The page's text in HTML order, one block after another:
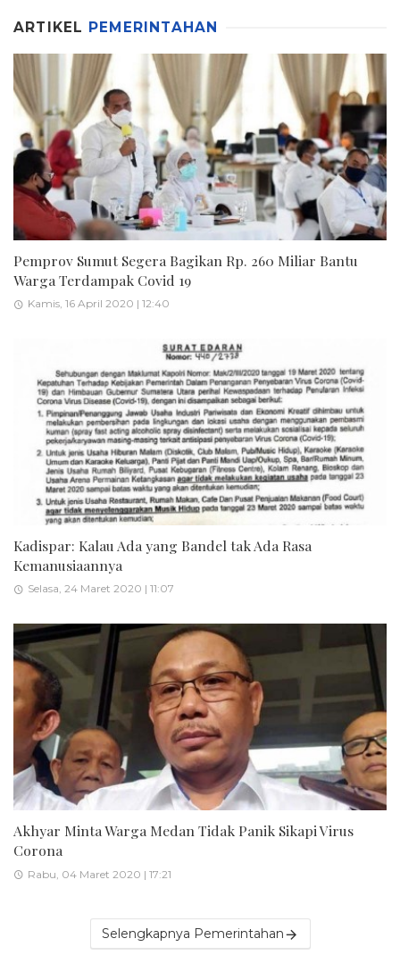
ARTIKEL PEMERINTAHAN
Pemprov Sumut Segera Bagikan Rp. 260 Miliar Bantu
Warga Terdampak Covid 19
Kamis, 16 April 2020 | 12:40
Kadispar: Kalau Ada yang Bandel tak Ada Rasa
Kemanusiaannya
Selasa, 24 Maret 2020 | 11:07
Akhyar Minta Warga Medan Tidak Panik Sikapi Virus
Corona
Rabu, 04 Maret 2020 | 17:21
Selengkapnya Pemerintahan